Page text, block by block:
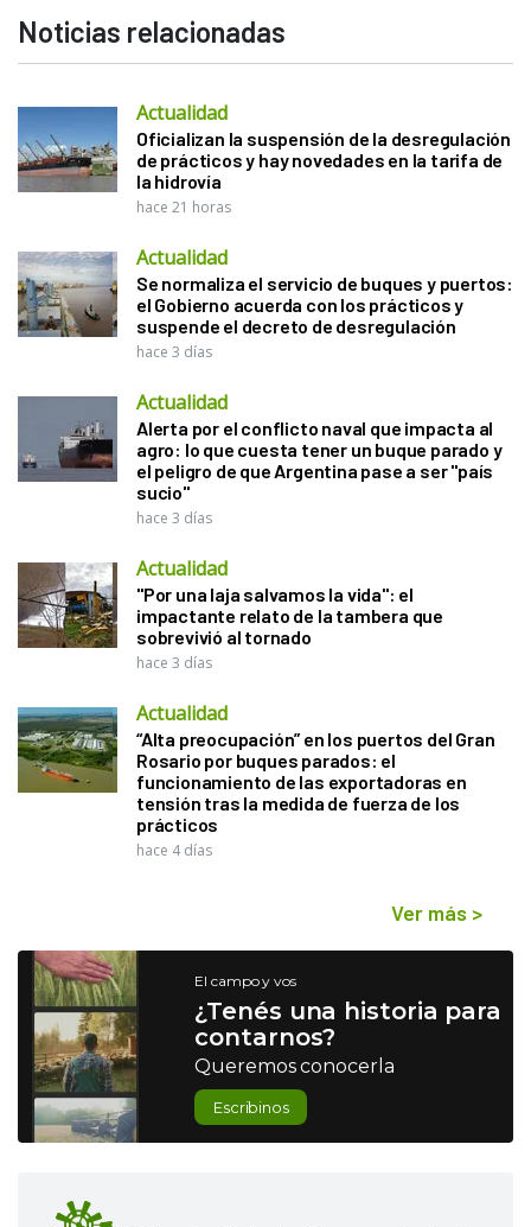
Noticias relacionadas
Actualidad
Oficializan la suspensión de la desregulación
de prácticos y hay novedades en la tarifa de
la hidrovía
hace 21 horas
Actualidad
Se normaliza el servicio de buques y puertos:
el Gobierno acuerda con los prácticos y
suspende el decreto de desregulación
hace 3 días
Actualidad
Alerta por el conflicto naval que impacta al
agro: lo que cuesta tener un buque parado y
el peligro de que Argentina pase a ser "país
sucio"
hace 3 días
Actualidad
"Por una laja salvamos la vida": el
impactante relato de la tambera que
sobrevivió al tornado
hace 3 días
Actualidad
“Alta preocupación” en los puertos del Gran
Rosario por buques parados: el
funcionamiento de las exportadoras en
tensión tras la medida de fuerza de los
prácticos
hace 4 días
Ver más >
El campo y vos
¿Tenés una historia para
contarnos?
Queremos conocerla
Escribinos